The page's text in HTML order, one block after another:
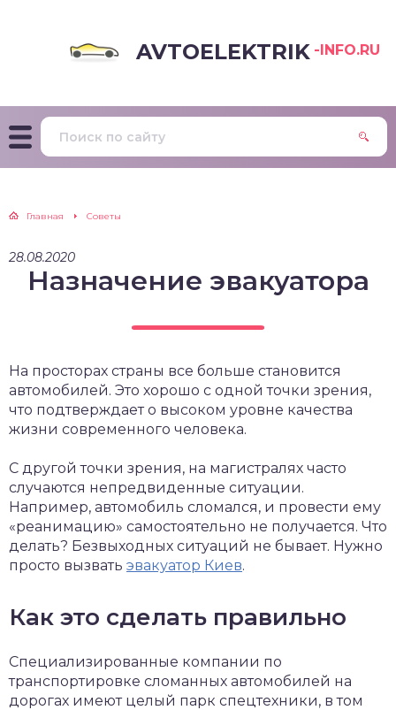
AVTOELEKTRIK -INFO.RU
Главная Советы
28.08.2020
Назначение эвакуатора
На просторах страны все больше становится
автомобилей. Это хорошо с одной точки зрения,
что подтверждает о высоком уровне качества
жизни современного человека.
С другой точки зрения, на магистралях часто
случаются непредвиденные ситуации.
Например, автомобиль сломался, и провести ему
«реанимацию» самостоятельно не получается. Что
делать? Безвыходных ситуаций не бывает. Нужно
просто вызвать эвакуатор Киев.
Как это сделать правильно
Специализированные компании по
транспортировке сломанных автомобилей на
дорогах имеют целый парк спецтехники, в том